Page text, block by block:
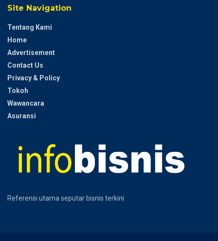
Site Navigation
Tentang Kami
Home
Advertisement
Contact Us
Privacy & Policy
Tokoh
Wawancara
Asuransi
Referensi utama seputar bisnis terkini